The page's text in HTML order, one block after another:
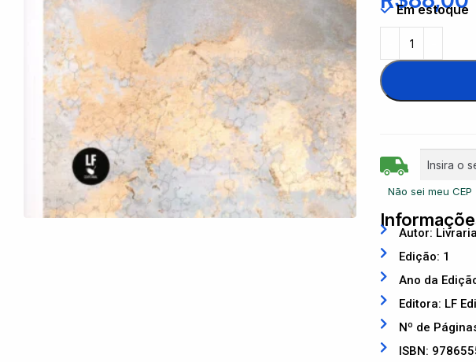
Em estoque
Não sei meu CEP
Autor:
Edição: 1
Ano da
Editora: LF
Nº de
ISBN: